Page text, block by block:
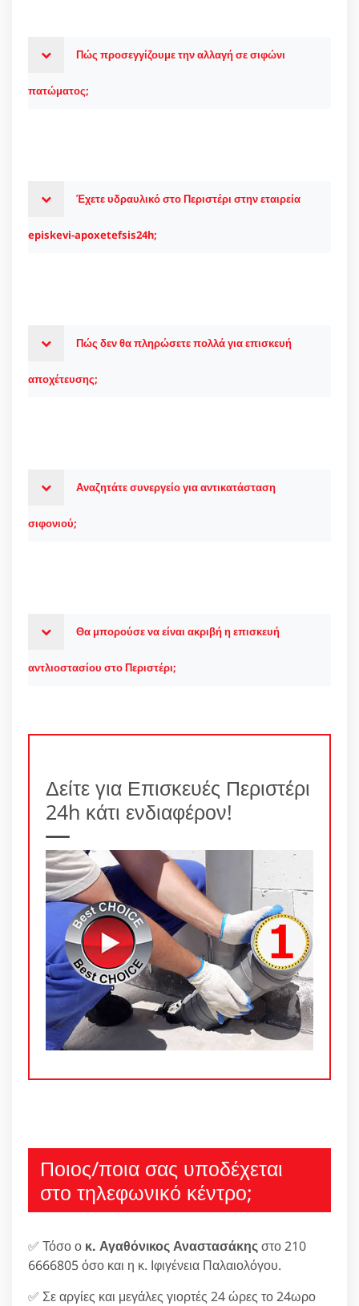
Πώς προσεγγίζουμε την αλλαγή σε σιφώνι
πατώματος;
Έχετε υδραυλικό στο Περιστέρι στην εταιρεία
episkevi-apoxetefsis24h;
Πώς δεν θα πληρώσετε πολλά για επισκευή
αποχέτευσης;
Αναζητάτε συνεργείο για αντικατάσταση
σιφονιού;
Θα μπορούσε να είναι ακριβή η επισκευή
αντλιοστασίου στο Περιστέρι;
Δείτε για Επισκευές Περιστέρι
24h κάτι ενδιαφέρον!
Ποιος/ποια σας υποδέχεται
στο τηλεφωνικό κέντρο;
✅ Τόσο ο κ. Αγαθόνικος Αναστασάκηςστο 210
6666805 όσο και η κ. Ιφιγένεια Παλαιολόγου.
✅ Σε αργίες και μεγάλες γιορτές 24 ώρες το 24ωρο